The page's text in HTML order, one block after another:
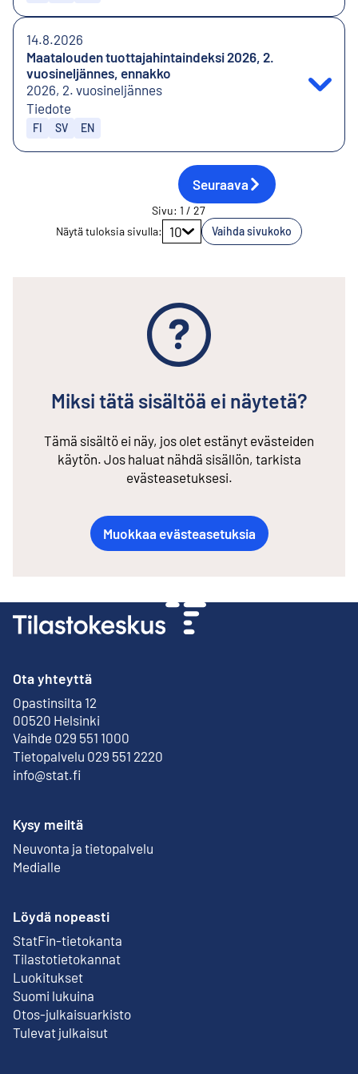
14.8.2026
Maatalouden tuottajahintaindeksi 2026, 2.
vuosineljännes, ennakko
2026, 2. vuosineljännes
Tiedote
Julkaistaan kielillä
FI SV EN
Siirry sivulle
Seuraava
Sivu: 1 /27
Näytä tuloksia sivulla: 10 Vaihda sivukoko
Miksi tätä sisältöä ei näytetä?
Tämä sisältö ei näy, jos olet estänyt evästeiden
käytön. Jos haluat nähdä sisällön, tarkista
evästeasetuksesi.
Muokkaa evästeasetuksia
Ota yhteyttä
Opastinsilta 12
00520 Helsinki
Ulkoinen linkki
Vaihde 029 551 1000
Tietopalvelu 029 551 2220
info@stat.fi
Kysy meiltä
Neuvonta ja tietopalvelu
Medialle
Löydä nopeasti
StatFin-tietokanta
Ulkoinen linkki
Tilastotietokannat
Luokitukset
Suomi lukuina
Otos-julkaisuarkisto
Ulkoinen linkki
Tulevat julkaisut